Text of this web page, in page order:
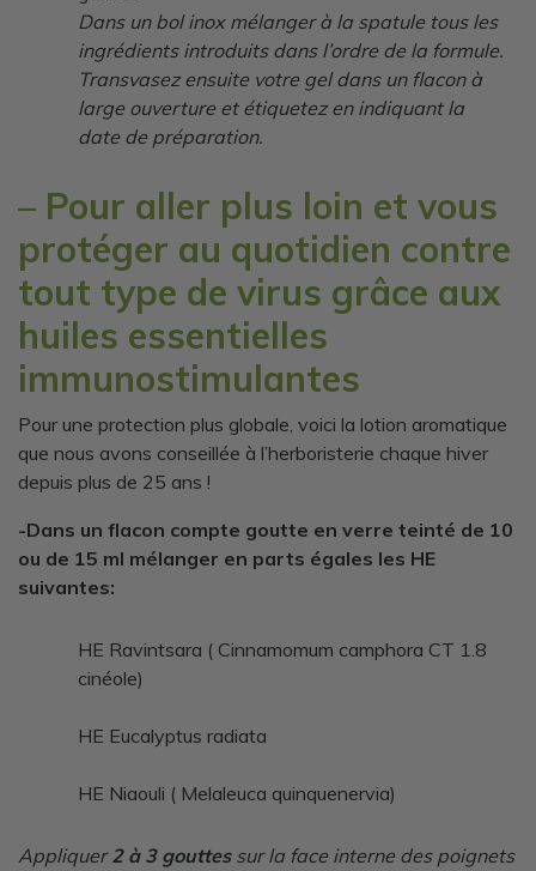
Dans un bol inox mélanger à la spatule tous les
ingrédients introduits dans l’ordre de la formule.
Transvasez ensuite votre gel dans un flacon à
large ouverture et étiquetez en indiquant la
date de préparation.
– Pour aller plus loin et vous
protéger au quotidien contre
tout type de virus grâce aux
huiles essentielles
immunostimulantes
Pour une protection plus globale, voici la lotion aromatique
que nous avons conseillée à l’herboristerie chaque hiver
depuis plus de 25 ans !
-Dans un flacon compte goutte en verre teinté de 10
ou de 15 ml mélanger en parts égales les HE
suivantes:
HE Ravintsara ( Cinnamomum camphora CT 1.8
cinéole)
HE Eucalyptus radiata
HE Niaouli ( Melaleuca quinquenervia)
Appliquer2 à 3 gouttessur la face interne des poignets